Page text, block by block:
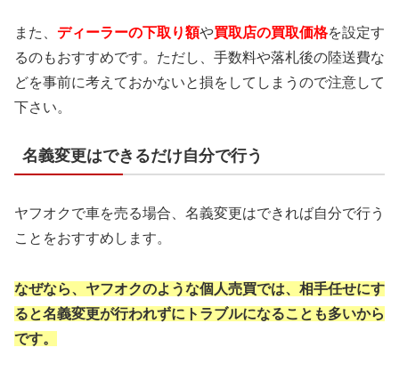
また、 ディーラーの下取り額や買取店の買取価格を設定す
るのもおすすめです。ただし、手数料や落札後の陸送費な
どを事前に考えておかないと損をしてしまうので注意して
下さい。
名義変更はできるだけ自分で行う
ヤフオクで車を売る場合、名義変更はできれば自分で行う
ことをおすすめします。
なぜなら、ヤフオクのような個人売買では、 相手任せにす
ると名義変更が行われずに トラブルになることも多いから
です。